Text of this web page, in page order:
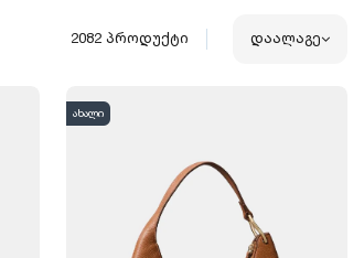
2082პროდუქტი დაალაგე
ახალი